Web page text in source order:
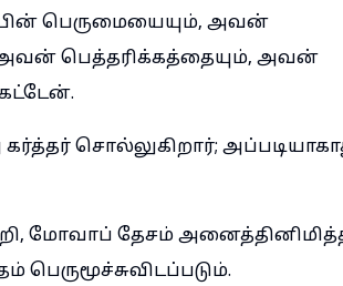
பெருமையையும், அவன்
பெத்தரிக்கத்தையும், அவன்
சொல்லுகிறார்;
மோவாப் தேசம்
பெருமூச்சுவிடப்படும்.